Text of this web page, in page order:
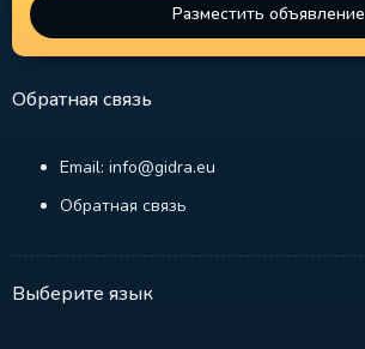
Разместить объявление
Обратная связь
Email: info@gidra.eu
Обратная связь
Выберите язык